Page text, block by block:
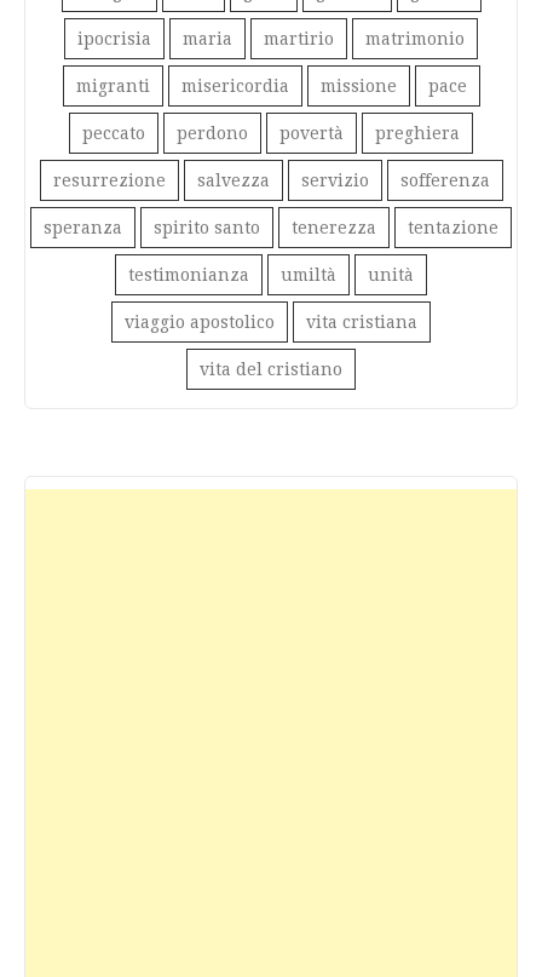
ipocrisia maria martirio matrimonio
migranti misericordia missione pace
peccato perdono povertà preghiera
resurrezione salvezza servizio sofferenza
speranza spirito santo tenerezza tentazione
testimonianza umiltà unità
viaggio apostolico vita cristiana
vita del cristiano